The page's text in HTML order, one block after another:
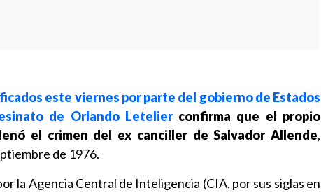
este viernes por parte del gobierno de Estados
de Orlando Letelier confirma que el propio
el crimen del ex canciller de Salvador Allende,
de 1976.
la Agencia Central de Inteligencia (CIA, por sus siglas en